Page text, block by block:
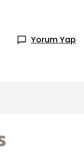
Yorum Yap